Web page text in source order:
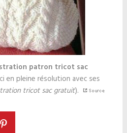
patron tricot sac
en pleine résolution avec ses
tricot sac gratuit).